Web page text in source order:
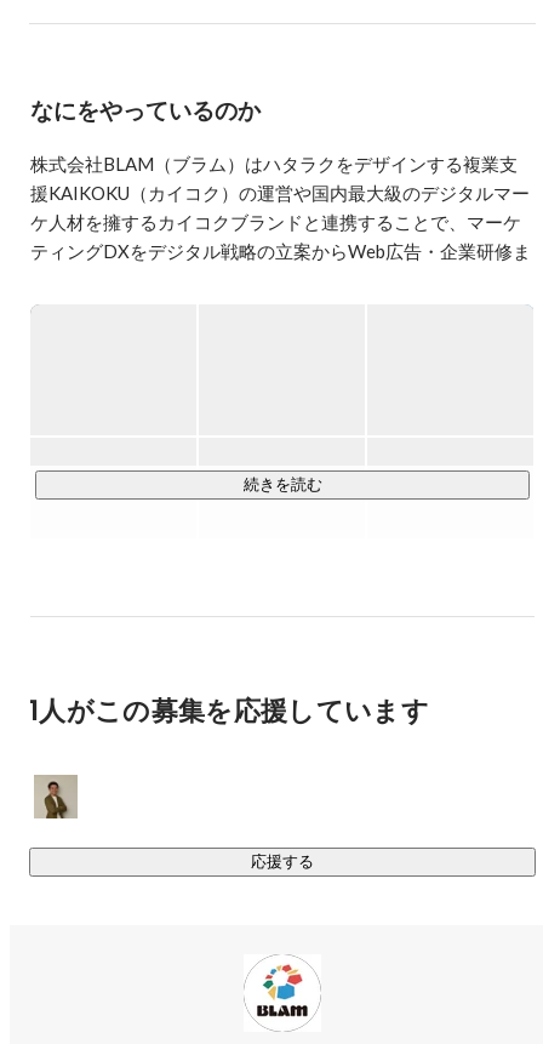
なにをやっているのか
株式会社BLAM（ブラム）はハタラクをデザインする複業支
援KAIKOKU（カイコク）の運営や国内最大級のデジタルマー
ケ人材を擁するカイコクブランドと連携することで、マーケ
ティングDXをデジタル戦略の立案からWeb広告・企業研修ま
https://kaikoku.blam.co.jp
https://best100.v-tsushin.jp/company/blam/
続きを読む
1人がこの募集を応援しています
応援する